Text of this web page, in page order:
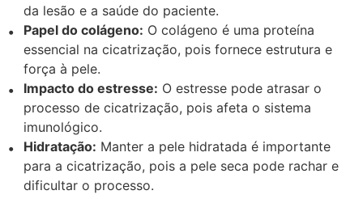
da lesão e a saúde do paciente.
Papel do colágeno: O colágeno é uma proteína
essencial na cicatrização, pois fornece estrutura e
força à pele.
Impacto do estresse: O estresse pode atrasar o
processo de cicatrização, pois afeta o sistema
imunológico.
Hidratação: Manter a pele hidratada é importante
para a cicatrização, pois a pele seca pode rachar e
dificultar o processo.